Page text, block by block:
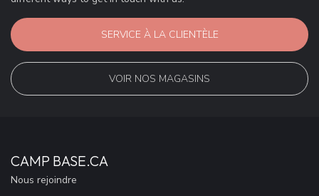
SERVICE À LA CLIENTÈLE
VOIR NOS MAGASINS
CAMP BASE.CA
Nous rejoindre